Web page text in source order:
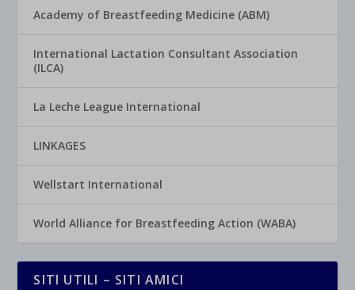
Academy of Breastfeeding Medicine (ABM)
International Lactation Consultant Association
(ILCA)
La Leche League International
LINKAGES
Wellstart International
World Alliance for Breastfeeding Action (WABA)
SITI UTILI – SITI AMICI